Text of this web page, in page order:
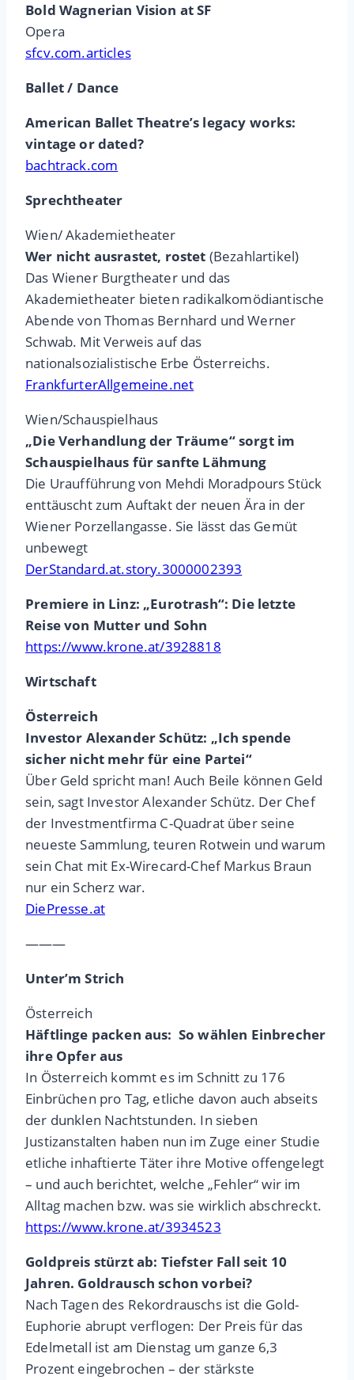
Bold Wagnerian Vision at SF
Opera
sfcv.com.articles
Ballet / Dance
American Ballet Theatre’s legacy works:
vintage or dated?
bachtrack.com
Sprechtheater
Wien/ Akademietheater
Wer nicht ausrastet, rostet (Bezahlartikel)
Das Wiener Burgtheater und das
Akademietheater bieten radikalkomödiantische
Abende von Thomas Bernhard und Werner
Schwab. Mit Verweis auf das
nationalsozialistische Erbe Österreichs.
FrankfurterAllgemeine.net
Wien/Schauspielhaus
„Die Verhandlung der Träume“ sorgt im
Schauspielhaus für sanfte Lähmung
Die Uraufführung von Mehdi Moradpours Stück
enttäuscht zum Auftakt der neuen Ära in der
Wiener Porzellangasse. Sie lässt das Gemüt
unbewegt
DerStandard.at.story.3000002393
Premiere in Linz: „Eurotrash“: Die letzte
Reise von Mutter und Sohn
https://www.krone.at/3928818
Wirtschaft
Österreich
Investor Alexander Schütz: „Ich spende
sicher nicht mehr für eine Partei“
Über Geld spricht man! Auch Beile können Geld
sein, sagt Investor Alexander Schütz. Der Chef
der Investmentfirma C-Quadrat über seine
neueste Sammlung, teuren Rotwein und warum
sein Chat mit Ex-Wirecard-Chef Markus Braun
nur ein Scherz war.
DiePresse.at
———
Unter’m Strich
Österreich
Häftlinge packen aus: So wählen Einbrecher
ihre Opfer aus
In Österreich kommt es im Schnitt zu 176
Einbrüchen pro Tag, etliche davon auch abseits
der dunklen Nachtstunden. In sieben
Justizanstalten haben nun im Zuge einer Studie
etliche inhaftierte Täter ihre Motive offengelegt
– und auch berichtet, welche „Fehler“ wir im
Alltag machen bzw. was sie wirklich abschreckt.
https://www.krone.at/3934523
Goldpreis stürzt ab: Tiefster Fall seit 10
Jahren. Goldrausch schon vorbei?
Nach Tagen des Rekordrauschs ist die Gold-
Euphorie abrupt verflogen: Der Preis für das
Edelmetall ist am Dienstag um ganze 6,3
Prozent eingebrochen – der stärkste